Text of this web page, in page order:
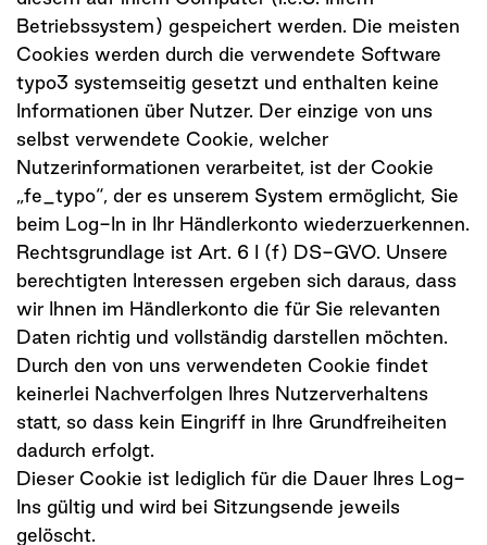
Betriebssystem) gespeichert werden. Die meisten
Cookies werden durch die verwendete Software
typo3 systemseitig gesetzt und enthalten keine
Informationen über Nutzer. Der einzige von uns
selbst verwendete Cookie, welcher
Nutzerinformationen verarbeitet, ist der Cookie
„fe_typo“, der es unserem System ermöglicht, Sie
beim Log-In in Ihr Händlerkonto wiederzuerkennen.
Rechtsgrundlage ist Art. 6 I (f) DS-GVO. Unsere
berechtigten Interessen ergeben sich daraus, dass
wir Ihnen im Händlerkonto die für Sie relevanten
Daten richtig und vollständig darstellen möchten.
Durch den von uns verwendeten Cookie findet
keinerlei Nachverfolgen Ihres Nutzerverhaltens
statt, so dass kein Eingriff in Ihre Grundfreiheiten
dadurch erfolgt.
Dieser Cookie ist lediglich für die Dauer Ihres Log-
Ins gültig und wird bei Sitzungsende jeweils
gelöscht.